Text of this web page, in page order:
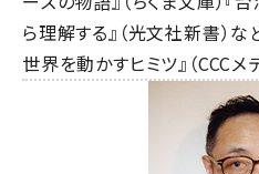
ら理解する』（光文社新書）
世界を動かすヒミツ』（CCCメ